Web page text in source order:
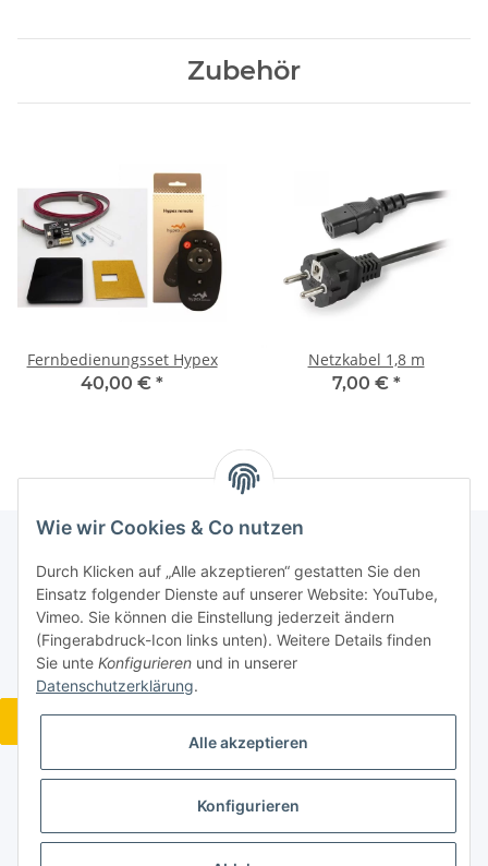
Zubehör
Fernbedienungsset Hypex
40,00 € *
Netzkabel 1,8 m
7,00 € *
Informationen
Gesetzliche Informationen
Widerrufsbutton
* Alle Preise inkl. gesetzlicher USt., zzgl.Versand
Wie wir Cookies & Co nutzen
Durch Klicken auf „Alle akzeptieren“ gestatten Sie den
Einsatz folgender Dienste auf unserer Website: YouTube,
Vimeo. Sie können die Einstellung jederzeit ändern
(Fingerabdruck-Icon links unten). Weitere Details finden
Sie unte Konfigurieren und in unserer
Datenschutzerklärung.
Alle akzeptieren
Konfigurieren